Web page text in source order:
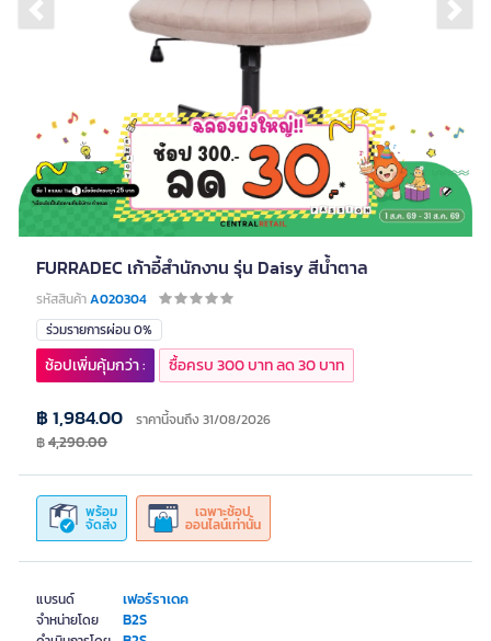
Previous slide
FURRADEC เก้าอี้สำนักงาน รุ่น Daisy สีน้ำตาล
รหัสสินค้าA020304
แบรนด์ เฟอร์ราเดค
จำหน่ายโดย B2S
ร่วมรายการผ่อน 0%
พร้อม
จัดส่ง
เฉพาะช้อป
ออนไลน์เท่านั้น
฿ 1,984.00 ราคานี้จนถึง 31/08/2026
฿4,290.00
ช้อปเพิ่มคุ้มกว่า : ซื้อครบ 300 บาท ลด 30 บาท